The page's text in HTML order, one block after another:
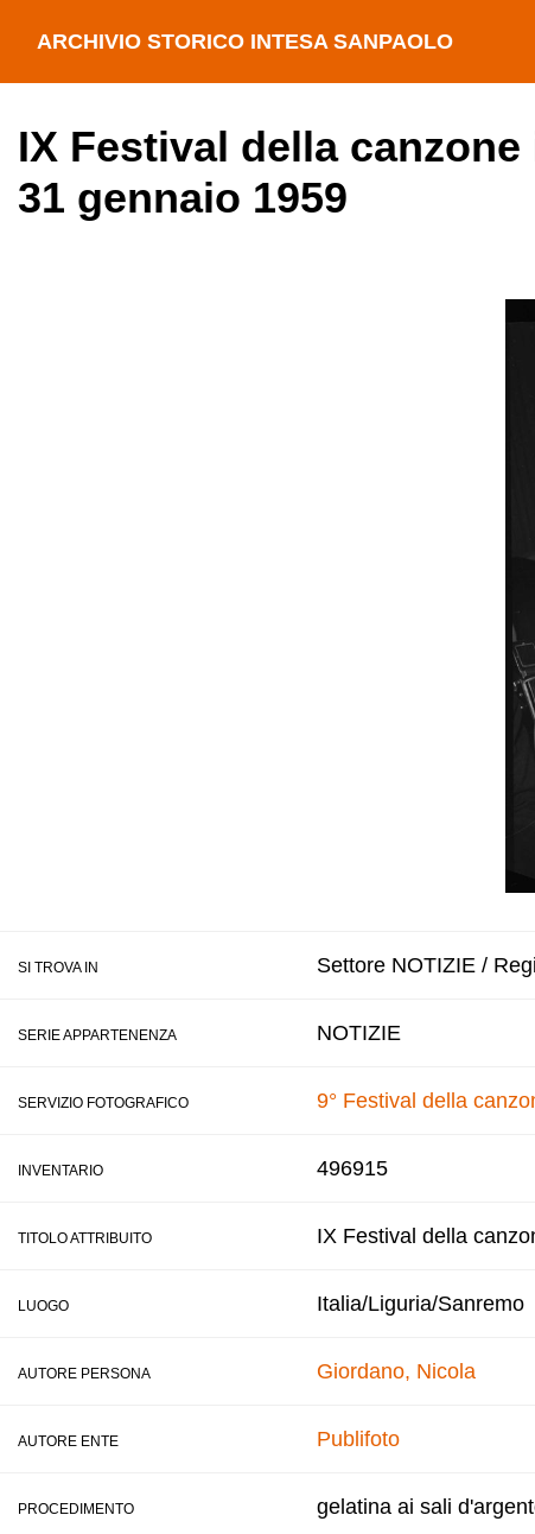
ARCHIVIO STORICO INTESA SANPAOLO
IX Festival della
31 gennaio 1959
SI TROVA IN Settore NOTIZIE /
SERIE APPARTENENZA NOTIZIE
SERVIZIO FOTOGRAFICO 9° Festival della
INVENTARIO 496915
TITOLO ATTRIBUITO IX Festival della
LUOGO Italia/Liguria/Sanremo
AUTORE PERSONA Giordano, Nicola
AUTORE ENTE Publifoto
PROCEDIMENTO gelatina ai sali